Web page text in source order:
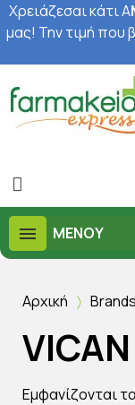
Χρειάζεσαι κάτι Α
μας! Την τιμή που
ΜΕΝΟΎ
Αρχική Brands
VICAN
Εμφανίζονται